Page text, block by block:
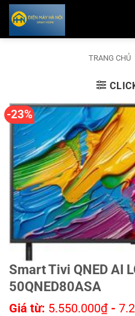
Bỏ
qua
nội
TRANG CHỦ
-23%
Smart Tivi QNED AI
50QNED80ASA
Giá từ: 5.550.000₫ -